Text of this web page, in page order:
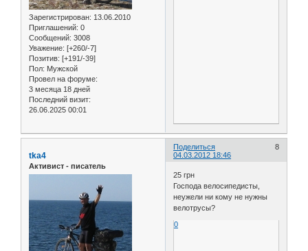
Зарегистрирован: 13.06.2010
Приглашений: 0
Сообщений: 3008
Уважение: [+260/-7]
Позитив: [+191/-39]
Пол: Мужской
Провел на форуме:
3 месяца 18 дней
Последний визит:
26.06.2025 00:01
Поделиться
8
04.03.2012 18:46
tka4
Активист - писатель
25 грн
Господа велосипедисты,
неужели ни кому не нужны
велотрусы?
0